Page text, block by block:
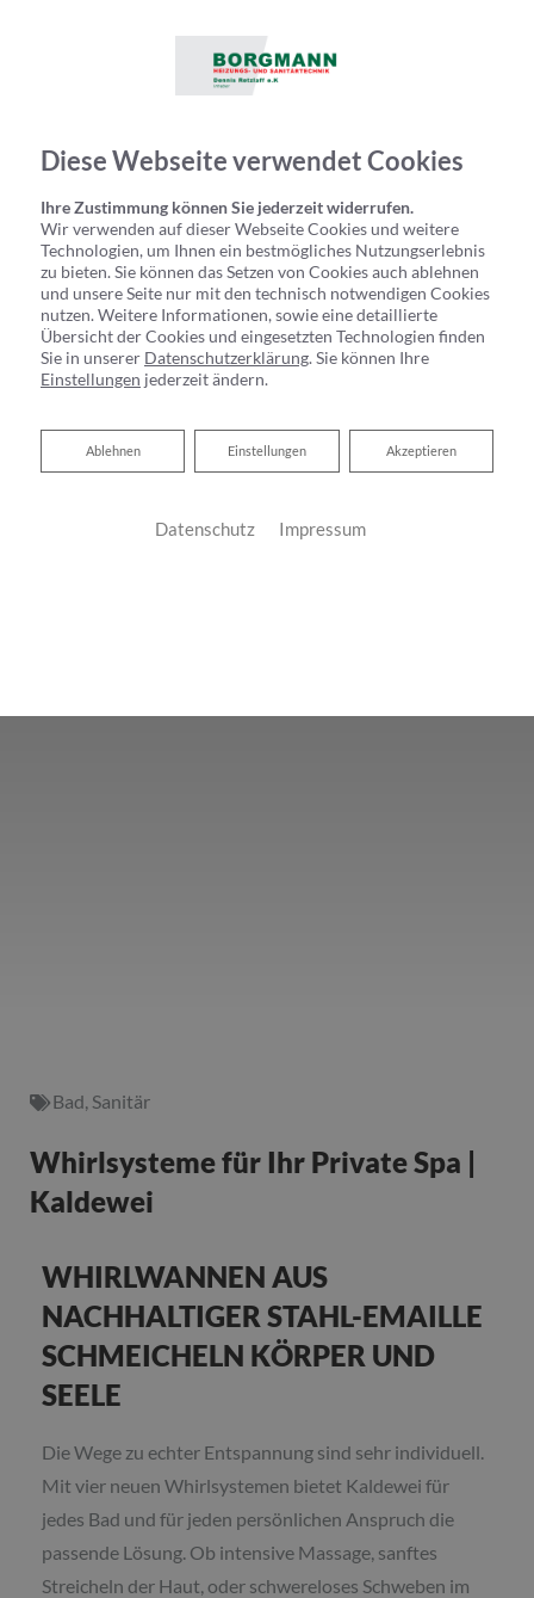
Bad, Sanitär
Whirlsysteme für Ihr Private Spa |
Kaldewei
WHIRLWANNEN AUS
NACHHALTIGER STAHL-EMAILLE
SCHMEICHELN KÖRPER UND
SEELE
Die Wege zu echter Entspannung sind sehr individuell.
Mit vier neuen Whirlsystemen bietet Kaldewei für
jedes Bad und für jeden persönlichen Anspruch die
passende Lösung. Ob intensive Massage, sanftes
Streicheln der Haut, oder schwereloses Schweben im
Diese Webseite verwendet Cookies
Ihre Zustimmung können Sie jederzeit widerrufen.
Wir verwenden auf dieser Webseite Cookies und weitere
Technologien, um Ihnen ein bestmögliches Nutzungserlebnis
zu bieten. Sie können das Setzen von Cookies auch ablehnen
und unsere Seite nur mit den technisch notwendigen Cookies
nutzen. Weitere Informationen, sowie eine detaillierte
Übersicht der Cookies und eingesetzten Technologien finden
Sie in unserer Datenschutzerklärung. Sie können Ihre
Einstellungen jederzeit ändern.
Akzeptieren
Einstellungen
Ablehnen
Ablehnen
Datenschutz Impressum